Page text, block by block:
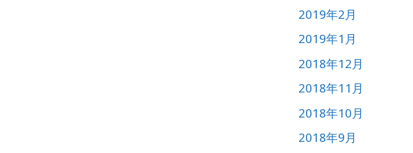
2019年2月
2019年1月
2018年12月
2018年11月
2018年10月
2018年9月